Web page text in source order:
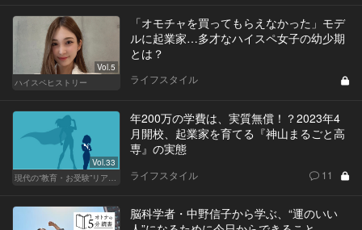
Vol.5
ハイスペヒストリー
「オモチャを買ってもらえなかった」モデ
ルに起業家…多才なハイスペ女子の幼少期
とは？
ライフスタイル
Vol.33
現代の“教育・お受験”リアルドキュメント
年200万の学費は、実質無償！？2023年4
月開校、起業家を育てる『神山まるごと高
専』の実態
ライフスタイル 11
脳科学者・中野信子から学ぶ、“運のいい